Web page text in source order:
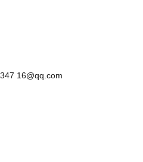
16@qq.com